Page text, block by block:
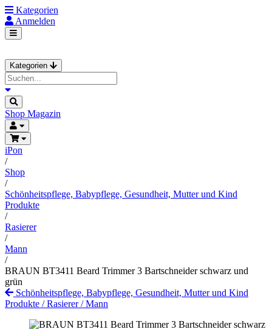
Kategorien
Anmelden
Kategorien
Shop Magazin
iPon
/
Shop
/
Schönheitspflege, Babypflege, Gesundheit, Mutter und Kind
Produkte
/
Rasierer
/
Mann
/
BRAUN BT3411 Beard Trimmer 3 Bartschneider schwarz und
grün
Schönheitspflege, Babypflege, Gesundheit, Mutter und Kind
Produkte /Rasierer/Mann